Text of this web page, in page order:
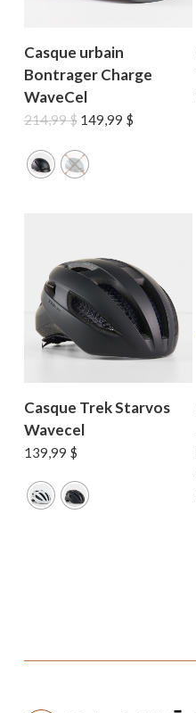
Casque urbain
Bontrager Charge
WaveCel
214,99$ Le
initial
était :
214,99 $.
149,99 $Le
Casque Trek Starvos
Wavecel
139,99 $